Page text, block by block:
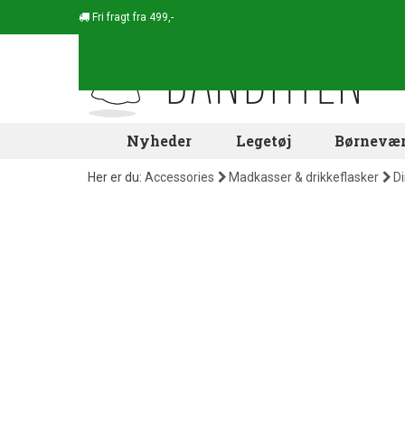
Fri fragt fra 499,-
Nyheder Legetøj
Her er du: Accessories Madkasser & drikkeflasker